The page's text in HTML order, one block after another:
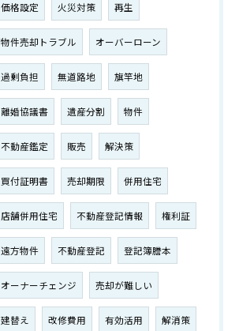
価格設定 火災対策 再生
物件売却トラブル オーバーローン
過剰負担 無道路地 旗竿地
離婚協議書 遺産分割 物件
不動産鑑定 販売 解決策
買付証明書 売却期限 併用住宅
店舗併用住宅 不動産登記情報 権利証
遠方物件 不動産登記 登記簿謄本
オーナーチェンジ 売却が難しい
建替え 改修費用 有効活用 解消策